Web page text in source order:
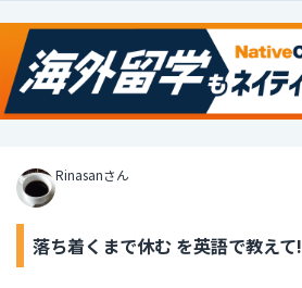
Rinasanさん
落ち着くまで休む を英語で教えて!